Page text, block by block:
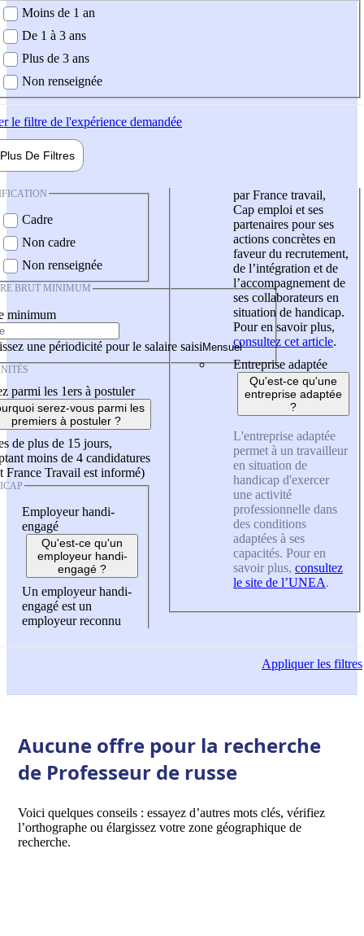
demandée
Moins de 1 an
De 1 à 3 ans
Plus de 3 ans
Non renseignée
le filtre de l'expérience demandée
Plus De Filtres
Cadre
Non cadre
Non renseignée
BRUT MINIMUM
minimum
une périodicité pour le salaire saisi
parmi les 1ers à postuler
serez-vous parmi les
premiers à postuler ?
de plus de 15 jours,
moins de 4 candidatures
France Travail est informé)
Employeur handi-
engagé
Qu'est-ce qu'un
employeur handi-
engagé ?
Un employeur handi-
engagé est un
employeur reconnu
par France travail,
Cap emploi et ses
partenaires pour ses
actions concrètes en
faveur du recrutement,
de l’intégration et de
l’accompagnement de
ses collaborateurs en
situation de handicap.
Pour en savoir plus,
consultez cet article.
Entreprise adaptée
Qu'est-ce qu'une
entreprise adaptée
?
L'entreprise adaptée
permet à un travailleur
en situation de
handicap d'exercer
une activité
professionnelle dans
des conditions
adaptées à ses
capacités. Pour en
savoir plus, consultez
le site de l’UNEA.
Appliquerles filtres
Aucune offre pour la recherche
de Professeur de russe
Voici quelques conseils : essayez d’autres mots clés, vérifiez
l’orthographe ou élargissez votre zone géographique de
recherche.